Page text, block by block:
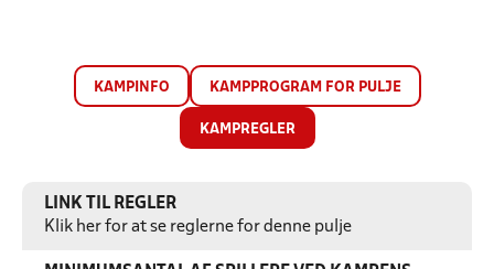
KAMPINFO KAMPPROGRAM FOR PULJE
KAMPREGLER
LINK TIL REGLER
Klik her for at se reglerne for denne pulje